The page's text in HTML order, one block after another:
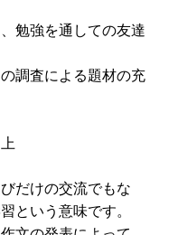
勉強を通しての友達
調査による題材の充
だけの交流でもな
という意味です。